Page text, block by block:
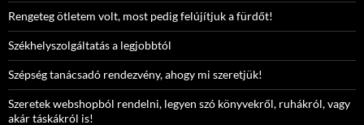
Rengeteg ötletem volt, most pedig felújítjuk a fürdőt!
Székhelyszolgáltatás a legjobbtól
Szépség tanácsadó rendezvény, ahogy mi szeretjük!
Szeretek webshopból rendelni, legyen szó könyvekről, ruhákról, vagy
akár táskákról is!